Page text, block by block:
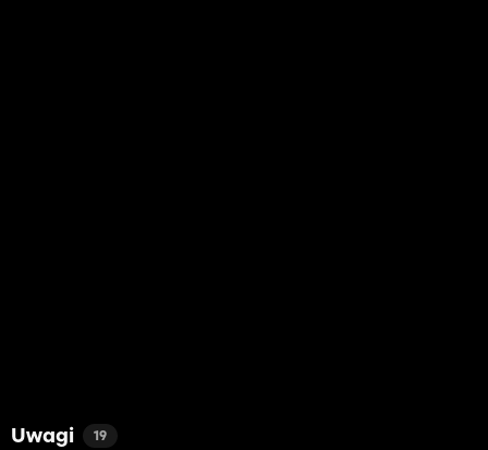
Uwagi 19